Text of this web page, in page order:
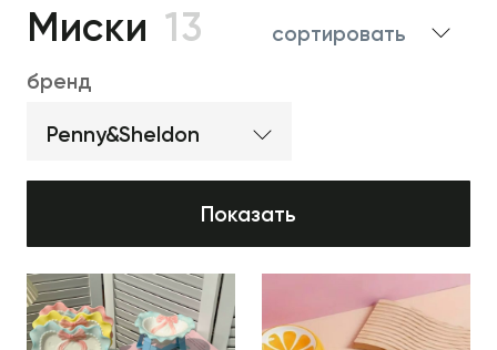
Миски 13
сортировать
бренд
Penny&Sheldon
Показать